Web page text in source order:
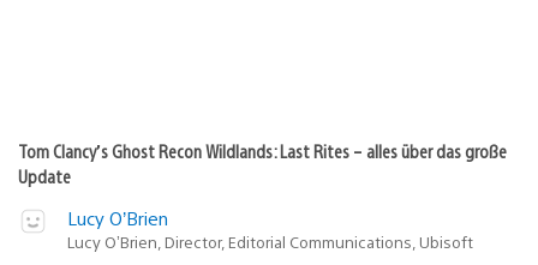
Tom Clancy’s Ghost Recon Wildlands: Last Rites – alles über das große
Update
Lucy O’Brien
Lucy O’Brien, Director, Editorial Communications, Ubisoft